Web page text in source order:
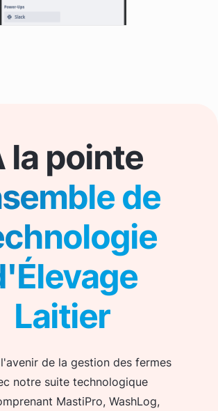
la pointe
de
Laitier
de la gestion des fermes
notre suite technologique
MastiPro, WashLog,